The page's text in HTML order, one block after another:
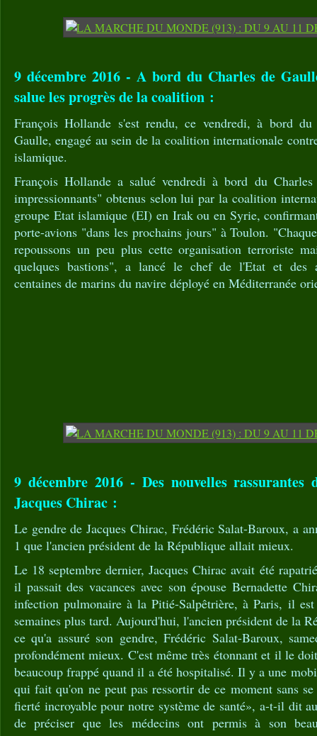
9 décembre 2016 - A bord du Charles de
salue les progrès de la coalition :
François Hollande s'est rendu, ce vendredi, à bord du
Gaulle, engagé au sein de la coalition internationale
islamique.
François Hollande a salué vendredi à bord du
impressionnants" obtenus selon lui par la coalition
groupe Etat islamique (EI) en Irak ou en Syrie,
porte-avions "dans les prochains jours" à Toulon.
repoussons un peu plus cette organisation terroriste
quelques bastions", a lancé le chef de l'Etat et des
centaines de marins du navire déployé en Méditerranée
9 décembre 2016 - Des nouvelles
Jacques Chirac :
Le gendre de Jacques Chirac, Frédéric Salat-Baroux, a
1 que l'ancien président de la République allait mieux.
Le 18 septembre dernier, Jacques Chirac avait été
il passait des vacances avec son épouse Bernadette
infection pulmonaire à la Pitié-Salpêtrière, à Paris, il
semaines plus tard. Aujourd'hui, l'ancien président de la
ce qu'a assuré son gendre, Frédéric Salat-Baroux,
profondément mieux. C'est même très étonnant et il le
beaucoup frappé quand il a été hospitalisé. Il y a une
qui fait qu'on ne peut pas ressortir de ce moment sans
fierté incroyable pour notre système de santé», a-t-il dit
de préciser que les médecins ont permis à son